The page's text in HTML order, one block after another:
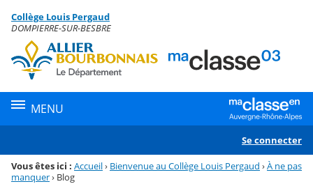
Menu de la rubrique
Contenu
Collège Louis Pergaud
DOMPIERRE-SUR-BESBRE
MENU
Se connecter
Vous êtes ici : Accueil› Bienvenue au Collège Louis Pergaud ›À ne pas
manquer› Blog